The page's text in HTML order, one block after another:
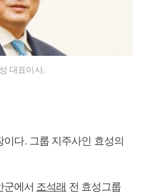
대표이사.
이다. 그룹 지주사인 효성의
군에서 조석래 전 효성그룹